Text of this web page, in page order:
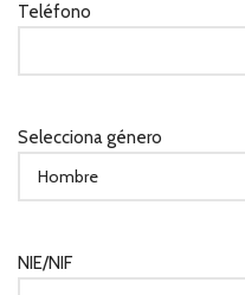
Teléfono
Selecciona género
NIE/NIF